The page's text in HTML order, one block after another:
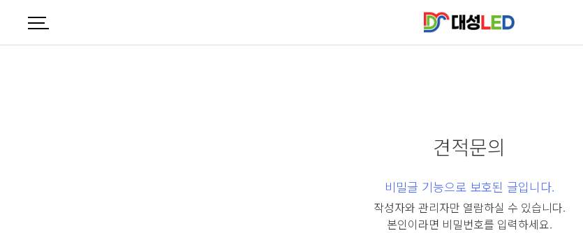
견적문의
비밀글 기능으로 보호된 글입니다.
작성자와 관리자만 열람하실 수 있습니다.
본인이라면 비밀번호를 입력하세요.